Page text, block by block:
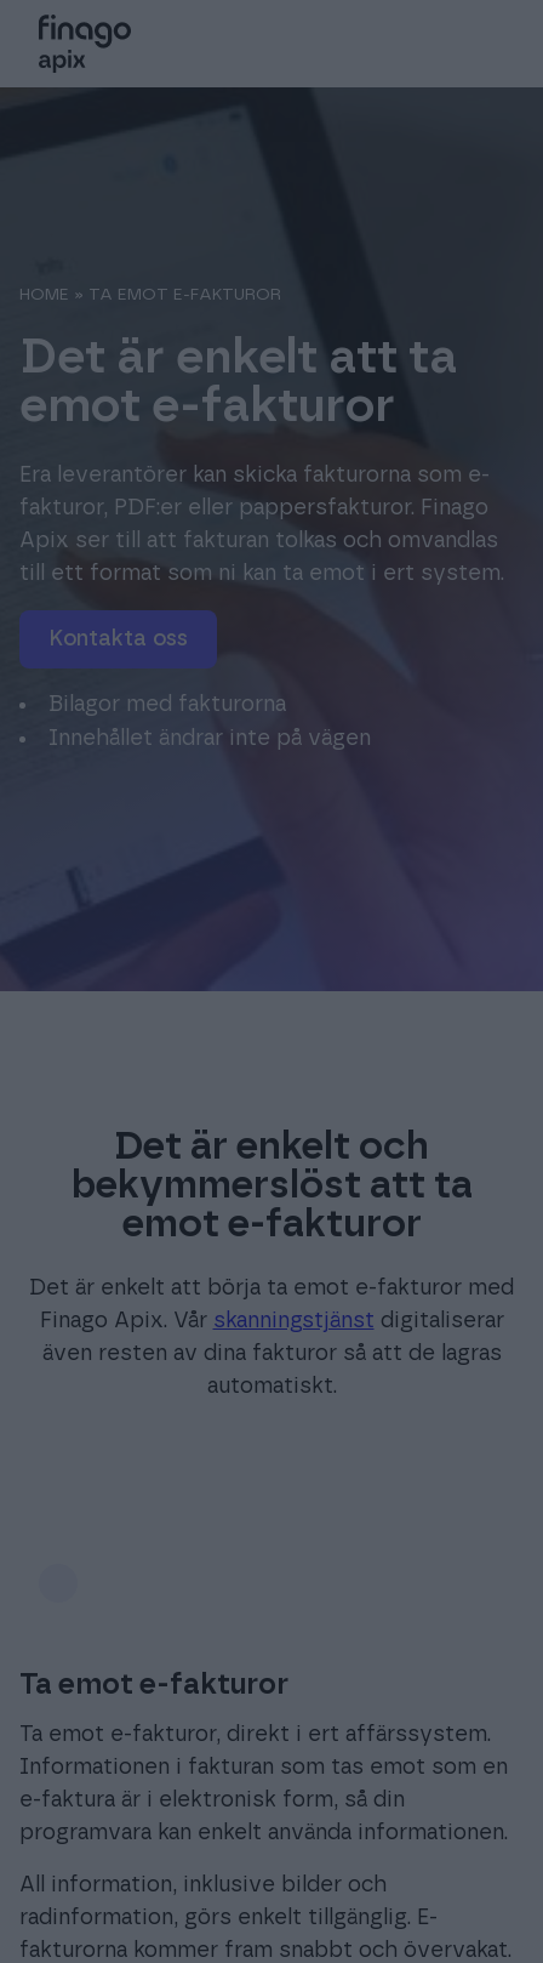
Global (English)
Kundsupport
Om oss
Logga in
HOME » TA EMOT E-FAKTUROR
Det är enkelt att ta
emot e-fakturor
Era leverantörer kan skicka fakturorna som e-
fakturor, PDF:er eller pappersfakturor. Finago
Apix ser till att fakturan tolkas och omvandlas
till ett format som ni kan ta emot i ert system.
Kontakta oss
Bilagor med fakturorna
Innehållet ändrar inte på vägen
Det är enkelt och
bekymmerslöst att ta
emot e-fakturor
Det är enkelt att börja ta emot e-fakturor med
Finago Apix. Vår skanningstjänst digitaliserar
även resten av dina fakturor så att de lagras
automatiskt.
Ta emot e-fakturor
Ta emot e-fakturor, direkt i ert affärssystem.
Informationen i fakturan som tas emot som en
e-faktura är i elektronisk form, så din
programvara kan enkelt använda informationen.
All information, inklusive bilder och
radinformation, görs enkelt tillgänglig. E-
fakturorna kommer fram snabbt och övervakat.